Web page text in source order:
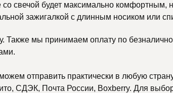
свечой будет максимально комфортным,
зажигалкой с длинным носиком или
Также мы принимаем оплату по
отправить практически в любую
СДЭК, Почта России, Boxberry. Для